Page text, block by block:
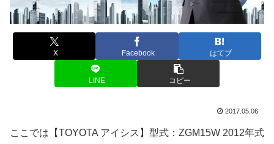
X Facebook はてブ
LINE コピー
2017.05.06
ここでは【TOYOTA アイシス】型式：ZGM15W 2012年式